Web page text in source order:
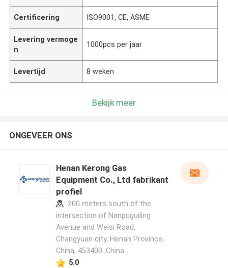
Certificering ISO9001, CE, ASME
Levering vermoge
n
1000pcs per jaar
Levertijd 8 weken
Bekijk meer
ONGEVEER ONS
Henan Kerong Gas
Equipment Co., Ltd fabrikant
profiel
200 meters south of the
intersection of Nanpuguiling
Avenue and Weisi Road,
Changyuan city, Henan Province,
China, 453400 ,China
5.0